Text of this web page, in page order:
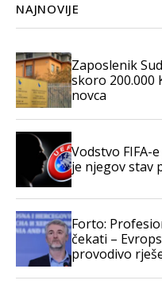
NAJNOVIJE
Zaposlenik
skoro 200.000
novca
Vodstvo FIFA-
je njegov stav
Forto:
čekati –
provodivo